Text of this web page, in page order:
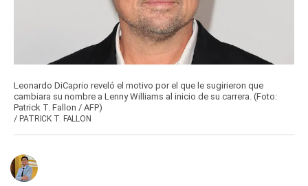
Leonardo DiCaprio reveló el motivo por el que le sugirieron que
cambiara su nombre a Lenny Williams al inicio de su carrera. (Foto:
Patrick T. Fallon / AFP)
/ PATRICK T. FALLON